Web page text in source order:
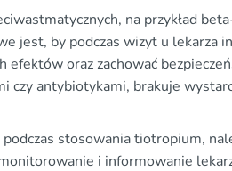
na przykład
jest, by podczas wizyt u lekarza
efektów oraz zachować
antybiotykami, brakuje
stosowania tiotropium,
i informowanie